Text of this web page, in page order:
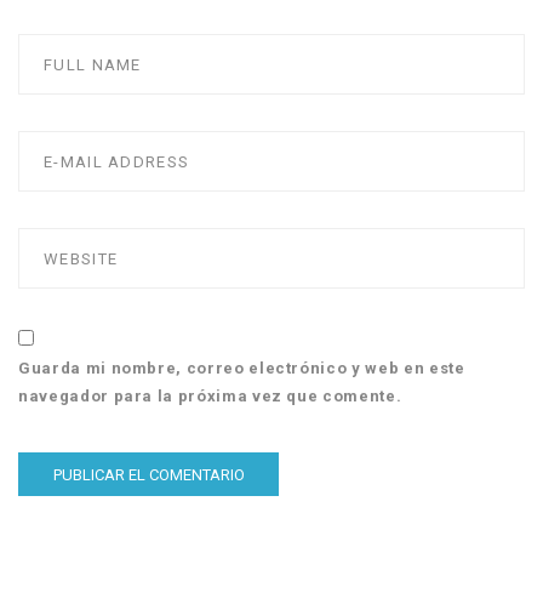
Guarda mi nombre, correo electrónico y web en este
navegador para la próxima vez que comente.